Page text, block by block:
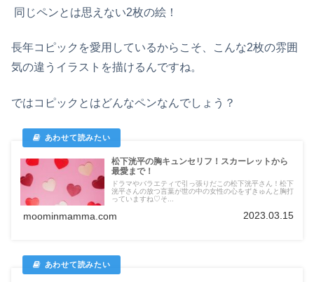
同じペンとは思えない2枚の絵！
長年コピックを愛用しているからこそ、こんな2枚の雰囲
気の違うイラストを描けるんですね。
ではコピックとはどんなペンなんでしょう？
松下洸平の胸キュンセリフ！スカーレットから
最愛まで！
ドラマやバラエティで引っ張りだこの松下洸平さん！松下
洸平さんの放つ言葉が世の中の女性の心をずきゅんと胸打
っていますね♡そ...
moominmamma.com 2023.03.15